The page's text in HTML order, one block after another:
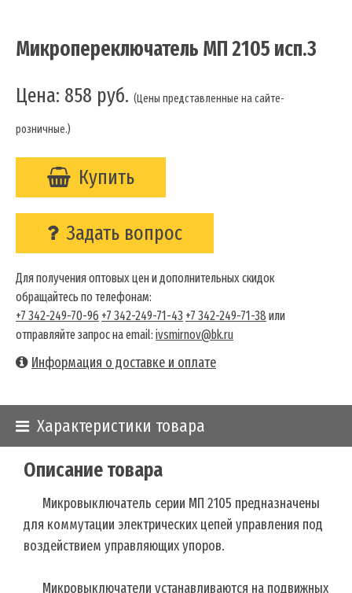
Микропереключатель МП 2105 исп.3
Цена: 858 руб. (Цены представленные на сайте-
розничные.)
Купить
Задать вопрос
Для получения оптовых цен и дополнительных скидок
обращайтесь по телефонам:
+7 342-249-70-96 +7 342-249-71-43 +7 342-249-71-38 или
отправляйте запрос на email: ivsmirnov@bk.ru
Информация о доставке и оплате
Характеристики товара
Описание товара
Микровыключатель серии МП 2105 предназначены
для коммутации электрических цепей управления под
воздействием управляющих упоров.
Микровыключатели устанавливаются на подвижных